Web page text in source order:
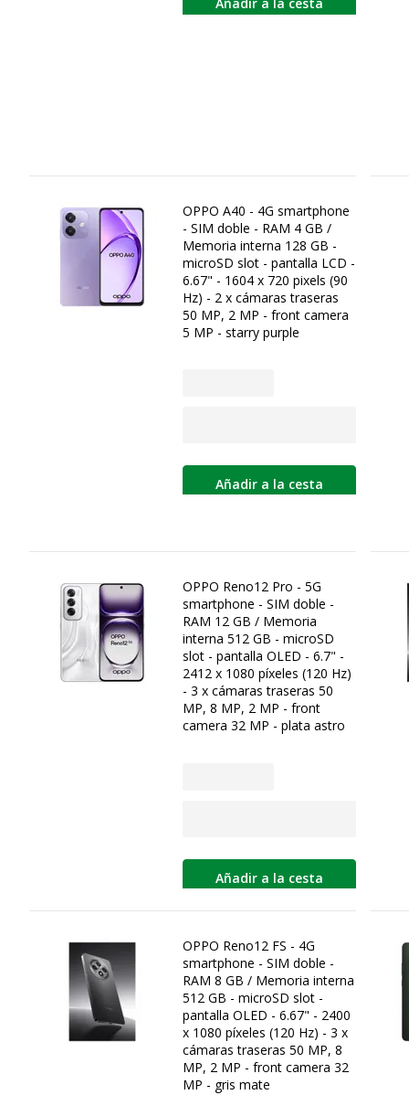
OPPO A40 - 4G smartphone
- SIM doble - RAM 4 GB /
Memoria interna 128 GB -
microSD slot - pantalla LCD -
6.67" - 1604 x 720 pixels (90
Hz) - 2 x cámaras traseras
50 MP, 2 MP - front camera
5 MP - starry purple
Añadir a la cesta
OPPO Reno12 Pro - 5G
smartphone - SIM doble -
RAM 12 GB / Memoria
interna 512 GB - microSD
slot - pantalla OLED - 6.7" -
2412 x 1080 píxeles (120 Hz)
- 3 x cámaras traseras 50
MP, 8 MP, 2 MP - front
camera 32 MP - plata astro
Añadir a la cesta
OPPO Reno12 FS - 4G
smartphone - SIM doble -
RAM 8 GB / Memoria interna
512 GB - microSD slot -
pantalla OLED - 6.67" - 2400
x 1080 píxeles (120 Hz) - 3 x
cámaras traseras 50 MP, 8
MP, 2 MP - front camera 32
MP - gris mate